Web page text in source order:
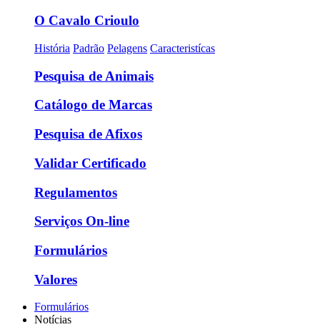
O Cavalo Crioulo
História Padrão Pelagens Caracteristícas
Pesquisa de Animais
Catálogo de Marcas
Pesquisa de Afixos
Validar Certificado
Regulamentos
Serviços On-line
Formulários
Valores
Formulários
Notícias